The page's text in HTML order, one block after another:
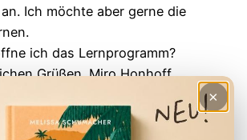
Ich möchte aber gerne die
ich das Lernprogramm?
Grüßen. Miro Honhoff
×